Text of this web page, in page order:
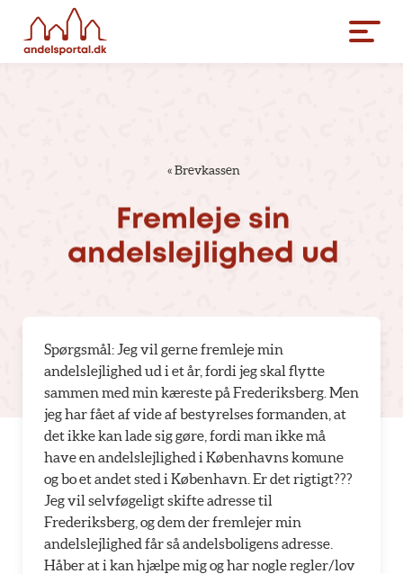
«Brevkassen
Fremleje sin
andelslejlighed ud
Spørgsmål: Jeg vil gerne fremleje min
andelslejlighed ud i et år, fordi jeg skal flytte
sammen med min kæreste på Frederiksberg. Men
jeg har fået af vide af bestyrelses formanden, at
det ikke kan lade sig gøre, fordi man ikke må
have en andelslejlighed i Københavns komune
og bo et andet sted i København. Er det rigtigt???
Jeg vil selvføgeligt skifte adresse til
Frederiksberg, og dem der fremlejer min
andelslejlighed får så andelsboligens adresse.
Håber at i kan hjælpe mig og har nogle regler/lov